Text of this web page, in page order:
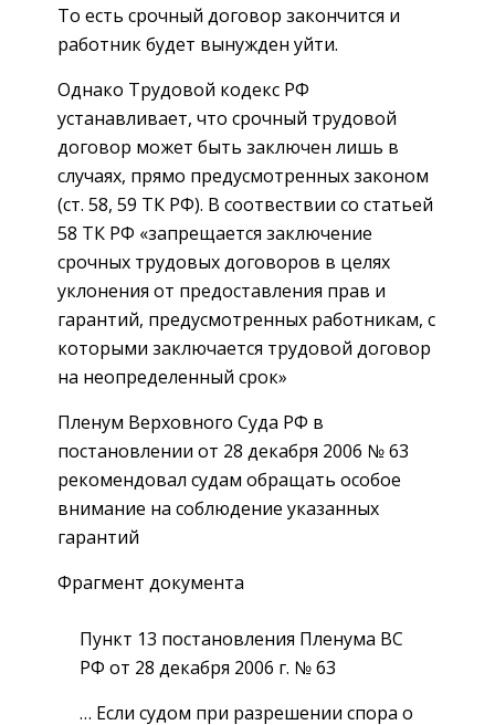
То есть срочный договор закончится и
работник будет вынужден уйти.
Однако Трудовой кодекс РФ
устанавливает, что срочный трудовой
договор может быть заключен лишь в
случаях, прямо предусмотренных законом
(ст. 58, 59 ТК РФ). В соотвествии со статьей
58 ТК РФ «запрещается заключение
срочных трудовых договоров в целях
уклонения от предоставления прав и
гарантий, предусмотренных работникам, с
которыми заключается трудовой договор
на неопределенный срок»
Пленум Верховного Суда РФ в
постановлении от 28 декабря 2006 № 63
рекомендовал судам обращать особое
внимание на соблюдение указанных
гарантий
Фрагмент документа
Пункт 13 постановления Пленума ВС
РФ от 28 декабря 2006 г. № 63
… Если судом при разрешении спора о